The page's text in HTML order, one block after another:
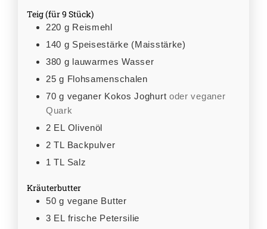
Teig (für 9 Stück)
220 g Reismehl
140 g Speisestärke (Maisstärke)
380 g lauwarmes Wasser
25 g Flohsamenschalen
70 g veganer Kokos Joghurt oder veganer
Quark
2 EL Olivenöl
2 TL Backpulver
1 TL Salz
Kräuterbutter
50 g vegane Butter
3 EL frische Petersilie